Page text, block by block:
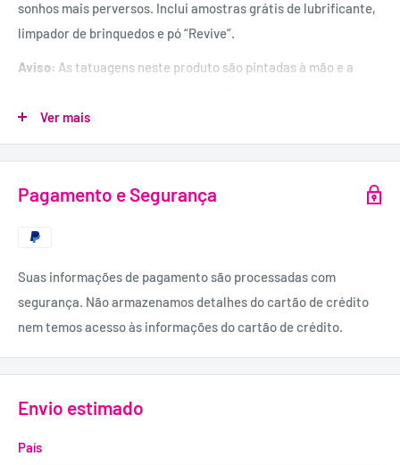
sonhos mais perversos. Inclui amostras grátis de lubrificante,
limpador de brinquedos e pó “Revive”.
Aviso: As tatuagens neste produto são pintadas à mão e a
material, as tatuagens não são permanentes e podem
desvanecer ou manchar ao longo do tempo.
15 cm de comprimento; diâmetro expansível.
Material:
Ver mais
Pagamento e Segurança
Suas informações de pagamento são processadas com
segurança. Não armazenamos detalhes do cartão de crédito
nem temos acesso às informações do cartão de crédito.
Envio estimado
País